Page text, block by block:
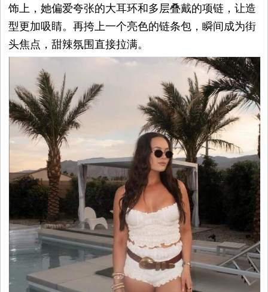
饰上，她偏爱夸张的大耳环和多层叠戴的项链，让造
型更加吸睛。再挎上一个亮色的链条包，瞬间成为街
头焦点，甜辣氛围直接拉满。